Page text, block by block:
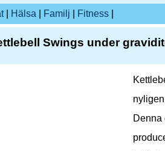
| Hälsa Familj Fitness
Swings under
Denna